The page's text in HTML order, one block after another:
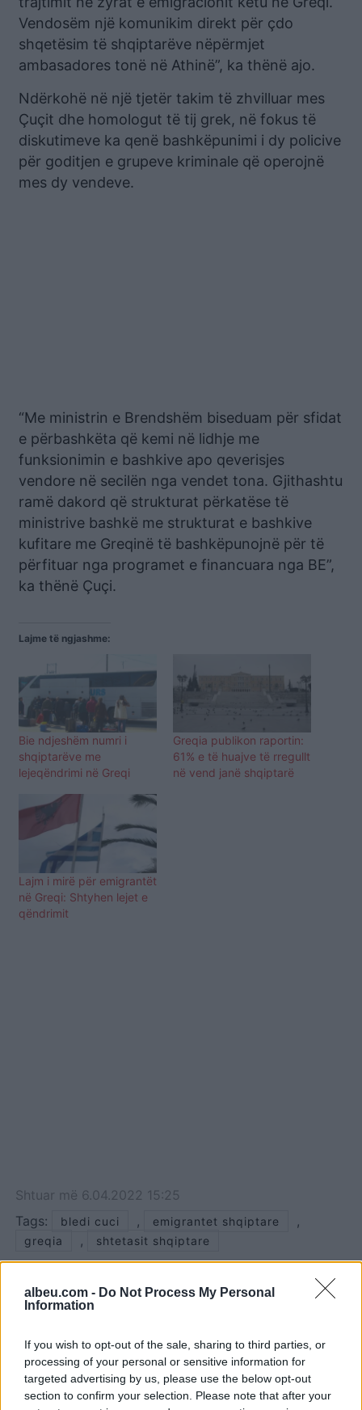
albeu.com - Do Not Process My Personal
Information
If you wish to opt-out of the sale, sharing to third parties, or
processing of your personal or sensitive information for
targeted advertising by us, please use the below opt-out
section to confirm your selection. Please note that after your
Vendosëm një komunikim direkt për çdo
shqetësim të shqiptarëve nëpërmjet
ambasadores tonë në Athinë”, ka thënë ajo.
Ndërkohë në një tjetër takim të zhvilluar mes
Çuçit dhe homologut të tij grek, në fokus të
diskutimeve ka qenë bashkëpunimi i dy policive
për goditjen e grupeve kriminale që operojnë
mes dy vendeve.
“Me ministrin e Brendshëm biseduam për sfidat
e përbashkëta që kemi në lidhje me
funksionimin e bashkive apo qeverisjes
vendore në secilën nga vendet tona. Gjithashtu
ramë dakord që strukturat përkatëse të
ministrive bashkë me strukturat e bashkive
kufitare me Greqinë të bashkëpunojnë për të
përfituar nga programet e financuara nga BE”,
ka thënë Çuçi.
Lajme të ngjashme:
Bie ndjeshëm numri i
shqiptarëve me
lejeqëndrimi në Greqi
Greqia publikon raportin:
61% e të huajve të rregullt
në vend janë shqiptarë
Lajm i mirë për emigrantët
në Greqi: Shtyhen lejet e
qëndrimit
Shtuar më 6.04.2022 15:25
Tags:
bledi cuci , emigrantet shqiptare ,
greqia , shtetasit shqiptare